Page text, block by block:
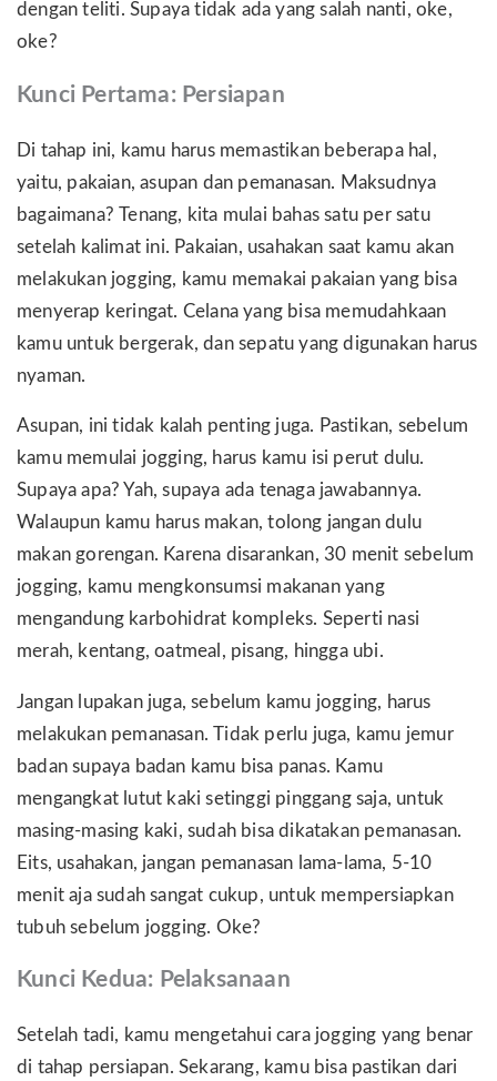
dengan teliti. Supaya tidak ada yang salah nanti, oke,
oke?
Kunci Pertama: Persiapan
Di tahap ini, kamu harus memastikan beberapa hal,
yaitu, pakaian, asupan dan pemanasan. Maksudnya
bagaimana? Tenang, kita mulai bahas satu per satu
setelah kalimat ini. Pakaian, usahakan saat kamu akan
melakukan jogging, kamu memakai pakaian yang bisa
menyerap keringat. Celana yang bisa memudahkaan
kamu untuk bergerak, dan sepatu yang digunakan harus
nyaman.
Asupan, ini tidak kalah penting juga. Pastikan, sebelum
kamu memulai jogging, harus kamu isi perut dulu.
Supaya apa? Yah, supaya ada tenaga jawabannya.
Walaupun kamu harus makan, tolong jangan dulu
makan gorengan. Karena disarankan, 30 menit sebelum
jogging, kamu mengkonsumsi makanan yang
mengandung karbohidrat kompleks. Seperti nasi
merah, kentang, oatmeal, pisang, hingga ubi.
Jangan lupakan juga, sebelum kamu jogging, harus
melakukan pemanasan. Tidak perlu juga, kamu jemur
badan supaya badan kamu bisa panas. Kamu
mengangkat lutut kaki setinggi pinggang saja, untuk
masing-masing kaki, sudah bisa dikatakan pemanasan.
Eits, usahakan, jangan pemanasan lama-lama, 5-10
menit aja sudah sangat cukup, untuk mempersiapkan
tubuh sebelum jogging. Oke?
Kunci Kedua: Pelaksanaan
Setelah tadi, kamu mengetahui cara jogging yang benar
di tahap persiapan. Sekarang, kamu bisa pastikan dari